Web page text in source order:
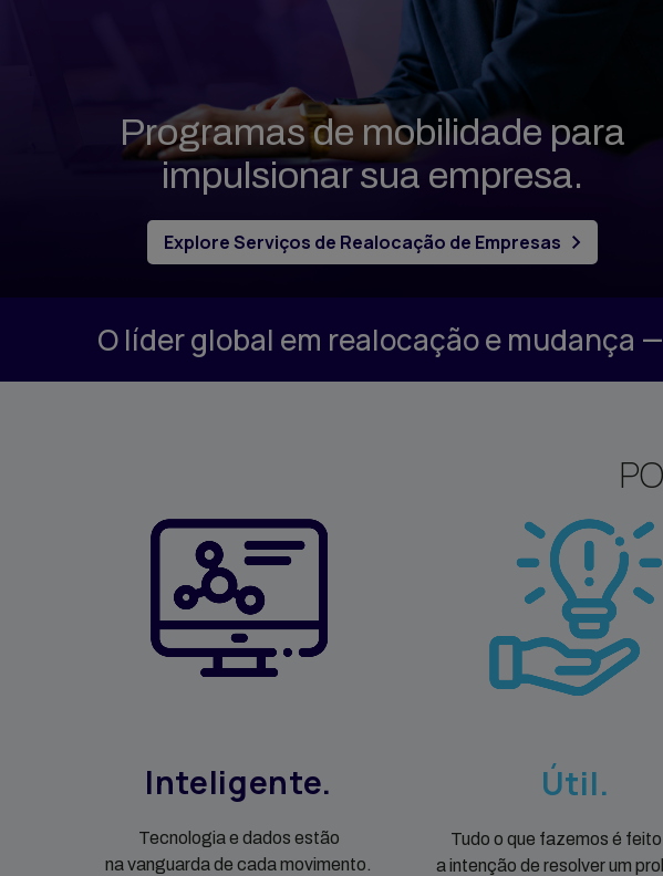
Relatórios e Análises
Gestão de Estagiários
Solicitação de
Proposta/Licitação
Programas de mobilidade para
impulsionar sua empresa.
Explore Serviços de Realocação de Empresas
O líder global em realocação e mudança
Inteligente.
Tecnologia e dados estão
na vanguarda de cada movimento.
Útil.
Tudo o que fazemos é
a intenção de resolver um